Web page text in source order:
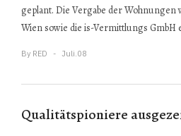
geplant. Die Vergabe der
Wien sowie die is-Vermittlungs GmbH
By RED Juli.08
Qualitätspioniere